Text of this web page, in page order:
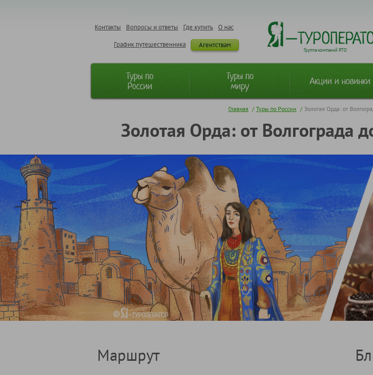
О нас
Где купить
Вопросы и ответы
Контакты
Агентствам
График путешественника
Группа компаний ЯТО
Туры по
России
Туры по
миру
Акции и новинки
Главная / Туры по России / Золотая Орда: от
Золотая Орда: от Волгограда
Маршрут